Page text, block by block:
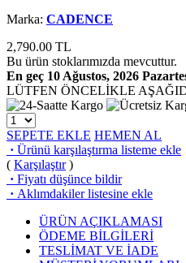
Marka: CADENCE
2,790.00 TL
Bu ürün stoklarımızda mevcuttur.
En geç 10 Ağustos, 2026
LÜTFEN ÖNCELİKLE
SEPETE EKLE HEMEN AL
· Ürünü karşılaştırma listeme ekle
( Karşılaştır)
· Fiyatı düşünce bildir
· Aklımdakiler listesine ekle
ÜRÜN AÇIKLAMASI
ÖDEME BİLGİLERİ
TESLİMAT VE İADE